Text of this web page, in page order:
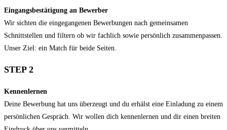
Eingangsbestätigung an Bewerber
Wir sichten die eingegangenen Bewerbungen nach gemeinsamen
Schnittstellen und filtern ob wir fachlich sowie persönlich zusammenpassen.
Unser Ziel: ein Match für beide Seiten.
STEP 2
Kennenlernen
Deine Bewerbung hat uns überzeugt und du erhälst eine Einladung zu einem
persönlichen Gespräch. Wir wollen dich kennenlernen und dir einen breiten